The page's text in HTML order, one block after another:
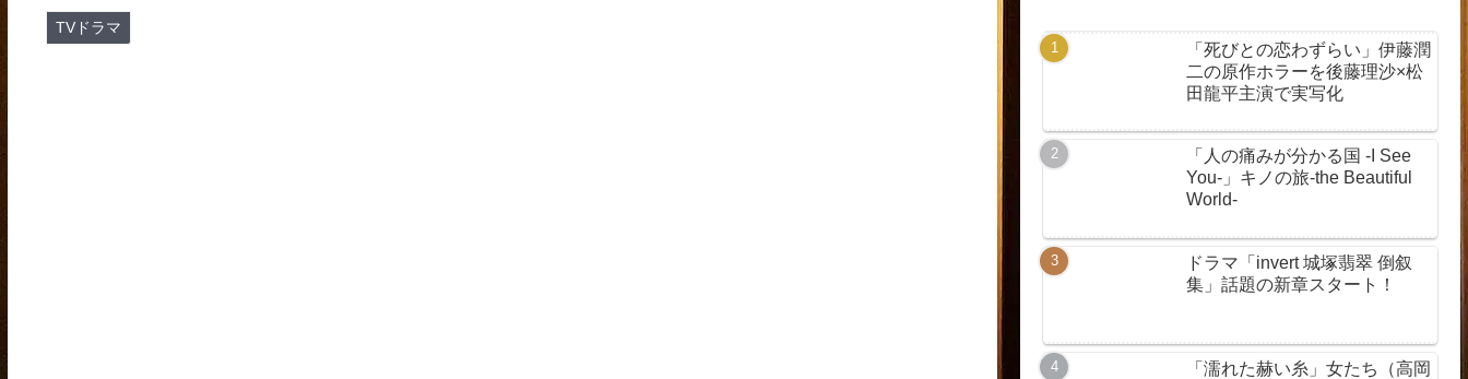
TVドラマ
「死びとの恋わずらい」伊藤潤
二の原作ホラーを後藤理沙×松
田龍平主演で実写化
「人の痛みが分かる国 -I See
You-」キノの旅-the Beautiful
World-
ドラマ「invert 城塚翡翠 倒叙
集」話題の新章スタート！
「濡れた赫い糸」女たち（高岡